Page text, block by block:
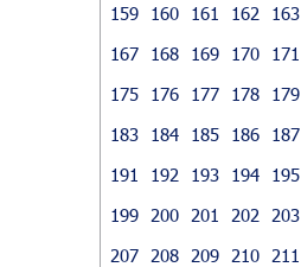
159
160 161 162 163
167
168 169 170 171
175
176 177 178 179
183
184 185 186 187
191
192 193 194 195
199
200 201 202 203
207
208 209 210 211